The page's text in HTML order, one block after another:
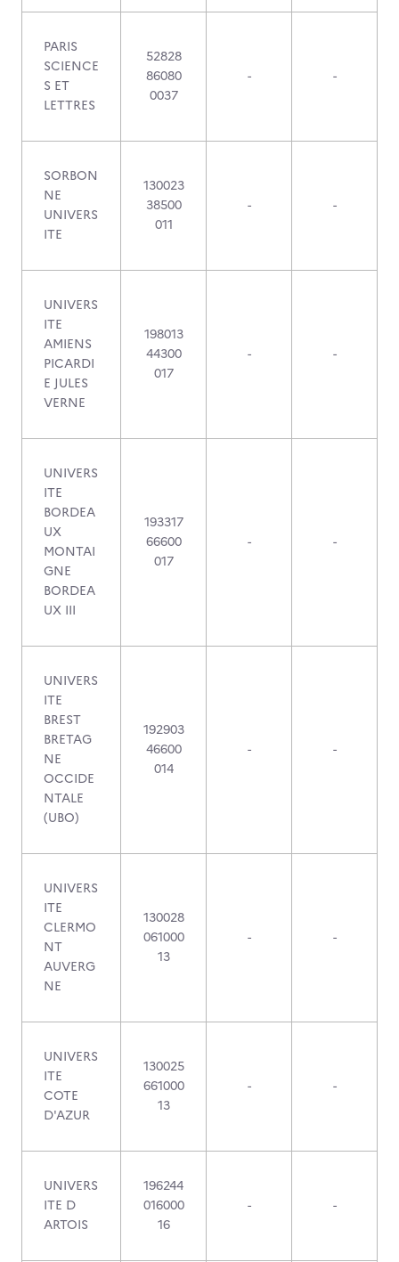
PARIS
SCIENCE
S ET
LETTRES
52828
86080
0037
- -
SORBON
NE
UNIVERS
ITE
130023
38500
011
- -
UNIVERS
ITE
AMIENS
PICARDI
E JULES
VERNE
198013
44300
017
- -
UNIVERS
ITE
BORDEA
UX
MONTAI
GNE
BORDEA
UX III
193317
66600
017
- -
UNIVERS
ITE
BREST
BRETAG
NE
OCCIDE
NTALE
(UBO)
192903
46600
014
- -
UNIVERS
ITE
CLERMO
NT
AUVERG
NE
130028
061000
13
- -
UNIVERS
ITE
COTE
D'AZUR
130025
661000
13
- -
UNIVERS
ITE D
ARTOIS
196244
016000
16
- -